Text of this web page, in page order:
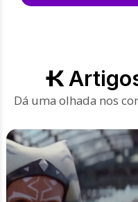
Dá uma olhada nos